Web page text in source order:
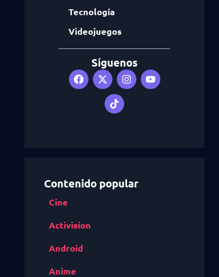
Tecnología
Videojuegos
Síguenos
Contenido popular
Cine
Activision
Android
Anime